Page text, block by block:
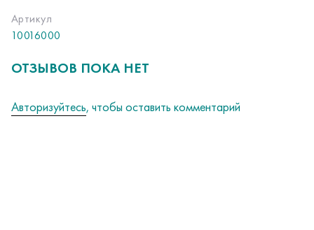
Артикул
10016000
ОТЗЫВОВ ПОКА НЕТ
Авторизуйтесь, чтобы оставить комментарий